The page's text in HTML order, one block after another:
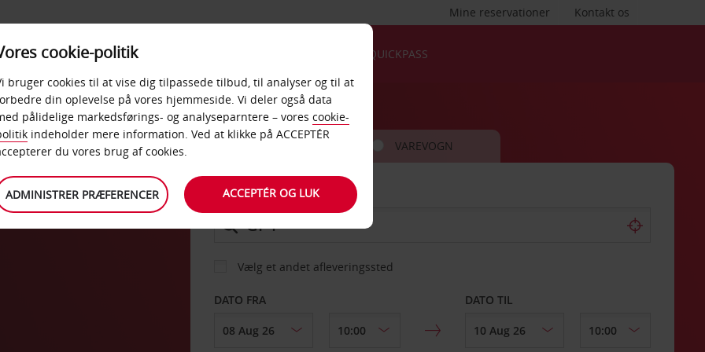
Kontakt os
Mine reservationer
PRODUKTER &
KONTORER
QUICKPASS
BIL VAREVOGN
AFHENT FRA
Vælg et andet afleveringssted
DATO FRA DATO TIL
cookie-politik
bruger cookies til at vise dig tilpassede tilbud, til analyser og til at
din oplevelse på vores hjemmeside. Vi deler også data
pålidelige markedsførings- og analyseparntere – vores cookie-
indeholder mere information. Ved at klikke på ACCEPTÉR
du vores brug af cookies.
ADMINISTRER PRÆFERENCER ACCEPTÉR OG LUK